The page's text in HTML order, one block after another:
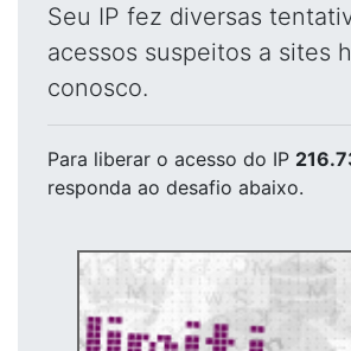
Seu IP fez diversas
acessos suspeitos a sites
conosco.
Para liberar o acesso do IP
responda ao desafio abaixo.